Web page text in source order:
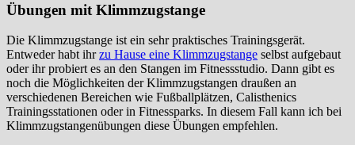
Übungen mit Klimmzugstange
Die Klimmzugstange ist ein sehr praktisches Trainingsgerät.
Entweder habt ihrzu Hause eine Klimmzugstange selbst aufgebaut
oder ihr probiert es an den Stangen im Fitnessstudio. Dann gibt es
noch die Möglichkeiten der Klimmzugstangen draußen an
verschiedenen Bereichen wie Fußballplätzen, Calisthenics
Trainingsstationen oder in Fitnessparks. In diesem Fall kann ich bei
Klimmzugstangenübungen diese Übungen empfehlen.